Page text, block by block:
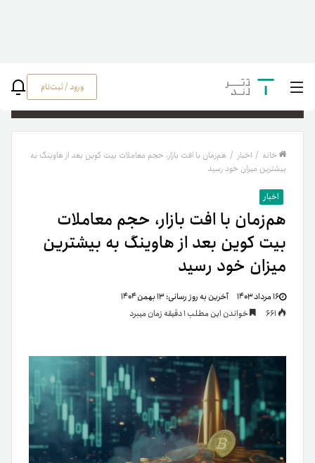
ورود / ثبت‌نام
خانه / اخبار / هم‌زمان با افت بازار، حجم معاملات بیت کوین بعد از هاوینگ به
بیشترین میزان خود رسید
اخبار
هم‌زمان با افت بازار، حجم معاملات
بیت کوین بعد از هاوینگ به بیشترین
میزان خود رسید
۱۶ مرداد ۱۴۰۳ آخرین به روز رسانی:۱۳ بهمن ۱۴۰۴
خواندن این مطلب 1 دقیقه زمان میبرد